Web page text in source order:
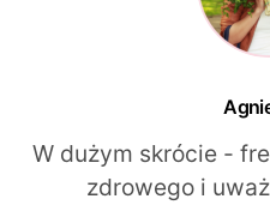
W dużym skrócie -
zdrowego i